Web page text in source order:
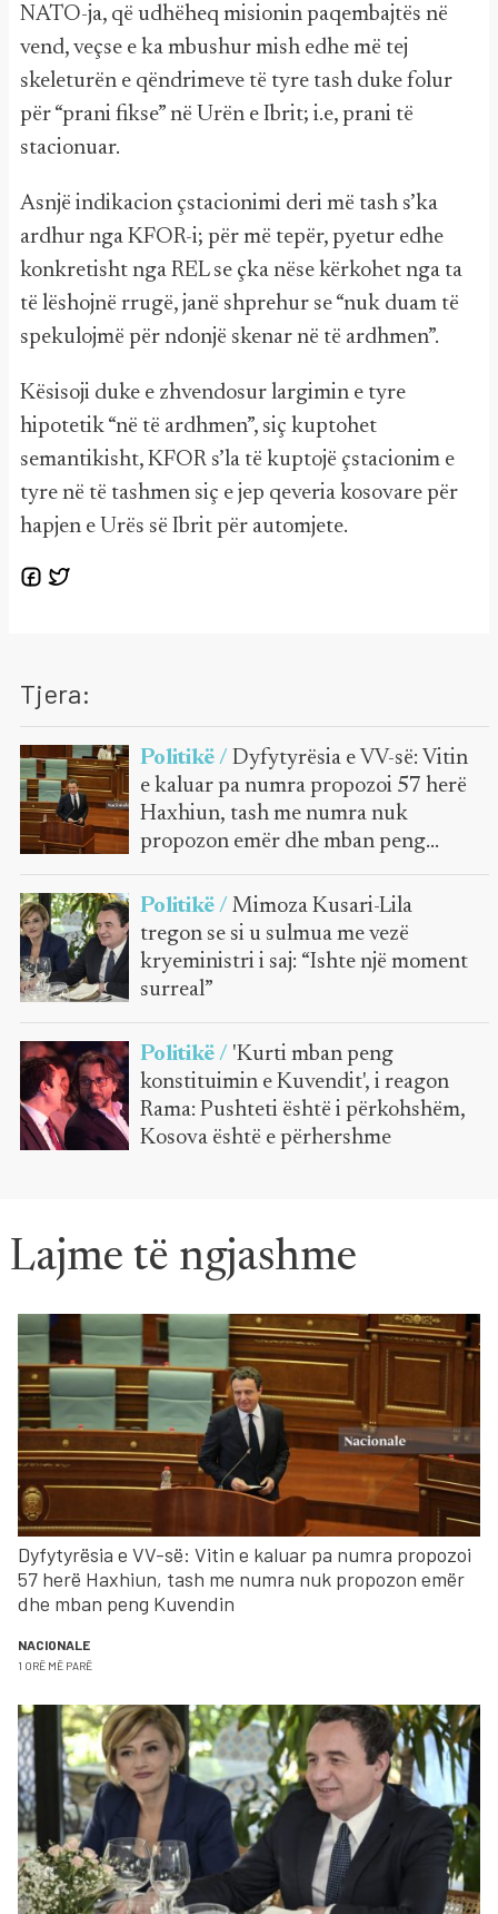
NATO-ja, që udhëheq misionin paqembajtës në
vend, veçse e ka mbushur mish edhe më tej
skeleturën e qëndrimeve të tyre tash duke folur
për “prani fikse” në Urën e Ibrit; i.e, prani të
stacionuar.
Asnjë indikacion çstacionimi deri më tash s’ka
ardhur nga KFOR-i; për më tepër, pyetur edhe
konkretisht nga REL se çka nëse kërkohet nga ta
të lëshojnë rrugë, janë shprehur se “nuk duam të
spekulojmë për ndonjë skenar në të ardhmen”.
Kësisoji duke e zhvendosur largimin e tyre
hipotetik “në të ardhmen”, siç kuptohet
semantikisht, KFOR s’la të kuptojë çstacionim e
tyre në të tashmen siç e jep qeveria kosovare për
hapjen e Urës së Ibrit për automjete.
Tjera:
Politikë / Dyfytyrësia e VV-së: Vitin
e kaluar pa numra propozoi 57 herë
Haxhiun, tash me numra nuk
propozon emër dhe mban peng
Kuvendin
Politikë / Mimoza Kusari-Lila
tregon se si u sulmua me vezë
kryeministri i saj: “Ishte një moment
surreal”
Politikë / 'Kurti mban peng
konstituimin e Kuvendit', i reagon
Rama: Pushteti është i përkohshëm,
Kosova është e përhershme
Lajme të ngjashme
Dyfytyrësia e VV-së: Vitin e kaluar pa numra propozoi
57 herë Haxhiun, tash me numra nuk propozon emër
dhe mban peng Kuvendin
NACIONALE
1 ORË MË PARË